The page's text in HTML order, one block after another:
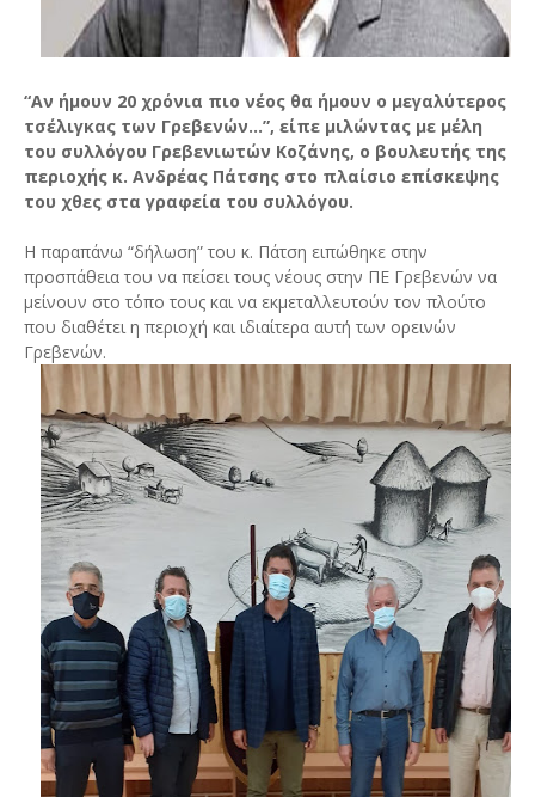
“Αν ήμουν 20 χρόνια πιο νέος θα ήμουν ο μεγαλύτερος
τσέλιγκας των Γρεβενών…”, είπε μιλώντας με μέλη
του συλλόγου Γρεβενιωτών Κοζάνης, ο βουλευτής της
περιοχής κ. Ανδρέας Πάτσης στο πλαίσιο επίσκεψης
του χθες στα γραφεία του συλλόγου.
Η παραπάνω “δήλωση” του κ. Πάτση ειπώθηκε στην
προσπάθεια του να πείσει τους νέους στην ΠΕ Γρεβενών να
μείνουν στο τόπο τους και να εκμεταλλευτούν τον πλούτο
που διαθέτει η περιοχή και ιδιαίτερα αυτή των ορεινών
Γρεβενών.